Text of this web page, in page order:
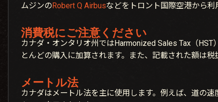
ムジンのRobert Q Airbusなどをトロント国際空港から利
消費税にご注意ください
カナダ・オンタリオ州ではHarmonized Sales Tax（
とんどの購入に加算されます。また、記載された額は
メートル法
カナダはメートル法を主に使用します。例えば、道の